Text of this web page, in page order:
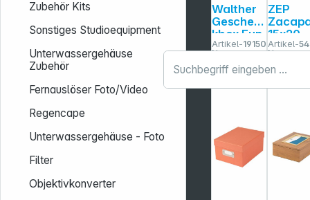
Zubehör Kits
Sonstiges Studioequipment
Unterwassergehäuse
Zubehör
Fernauslöser Foto/Video
Regencape
Unterwassergehäuse - Foto
Filter
Objektivkonverter
Walther
Geschen
kbox Fun
13x18 70
schwarz
Artikel-
Nr.:
191508
ZEP
15x20
Holz
EZ599
Artikel-
Nr.: